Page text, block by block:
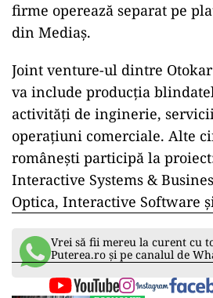
firme operează separat pe
din Mediaș.
Joint venture-ul dintre
va include producția
activități de inginerie,
operațiuni comerciale. Alte
românești participă la
Interactive Systems &
Optica, Interactive Software
Vrei să fii mereu la curent cu
Puterea.ro și pe canalul de